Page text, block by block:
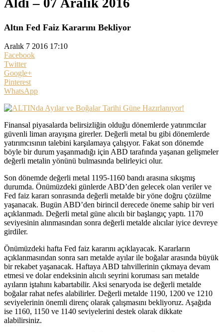
Aldı – 07 Aralık 2016
Altın Fed Faiz Kararını Bekliyor
Aralık 7 2016 17:10
Facebook
Twitter
Google+
Pinterest
WhatsApp
Finansal piyasalarda belirsizliğin olduğu dönemlerde yatırımcılar
güvenli liman arayışına girerler. Değerli metal bu gibi dönemlerde
yatırımcısının talebini karşılamaya çalışıyor. Fakat son dönemde
böyle bir durum yaşanmadığı için ABD tarafında yaşanan gelişmeler
değerli metalin yönünü bulmasında belirleyici olur.
Son dönemde değerli metal 1195-1160 bandı arasına sıkışmış
durumda. Önümüzdeki günlerde ABD’den gelecek olan veriler ve
Fed faiz kararı sonrasında değerli metalde bir yöne doğru çözülme
yaşanacak. Bugün ABD’den birincil derecede öneme sahip bir veri
açıklanmadı. Değerli metal güne alıcılı bir başlangıç yaptı. 1170
seviyesinin alınmasından sonra değerli metalde alıcılar iyice devreye
girdiler.
Önümüzdeki hafta Fed faiz kararını açıklayacak. Kararların
açıklanmasından sonra sarı metalde ayılar ile boğalar arasında büyük
bir rekabet yaşanacak. Haftaya ABD tahvillerinin çıkmaya devam
etmesi ve dolar endeksinin alıcılı seyrini koruması sarı metalde
ayıların iştahını kabartabilir. Aksi senaryoda ise değerli metalde
boğalar rahat nefes alabilirler. Değerli metalde 1190, 1200 ve 1210
seviyelerinin önemli direnç olarak çalışmasını bekliyoruz. Aşağıda
ise 1160, 1150 ve 1140 seviyelerini destek olarak dikkate
alabilirsiniz.